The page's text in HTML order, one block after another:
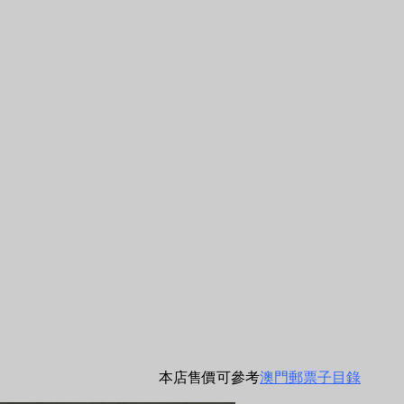
本店售價可參考澳門郵票子目錄